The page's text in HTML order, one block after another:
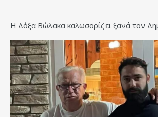
Η Δόξα Βώλακα καλωσορίζει ξανά τον